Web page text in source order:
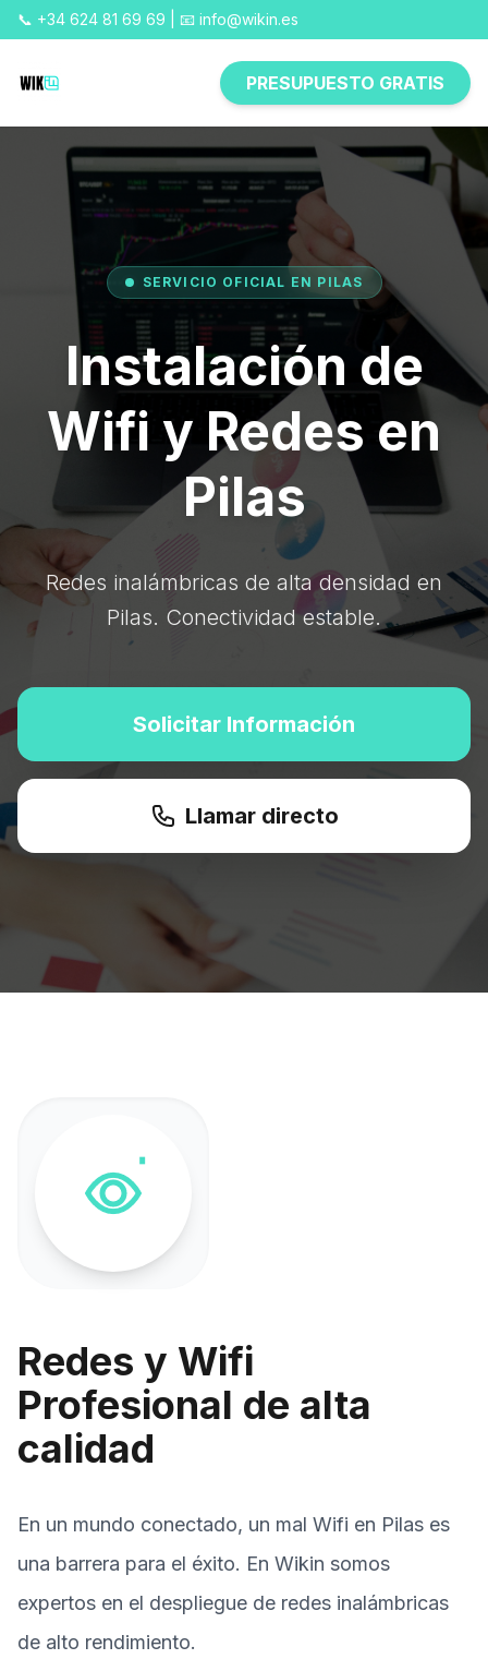
📞 +34 624 81 69 69 | 📧 info@wikin.es
PRESUPUESTO GRATIS
SERVICIO OFICIAL EN PILAS
Instalación de
Wifi y Redes en
Pilas
Redes inalámbricas de alta densidad en
Pilas. Conectividad estable.
Solicitar Información
Llamar directo
Redes y Wifi
Profesional de alta
calidad
En un mundo conectado, un mal Wifi en Pilas es
una barrera para el éxito. En Wikin somos
expertos en el despliegue de redes inalámbricas
de alto rendimiento.